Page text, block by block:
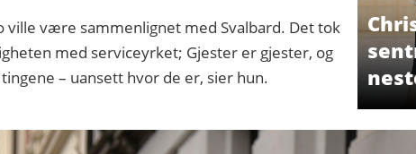
ville være sammenlignet med Svalbard. Det tok
med serviceyrket; Gjester er gjester, og
– uansett hvor de er, sier hun.